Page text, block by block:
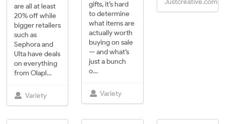
are all at least
20% off while
bigger retailers
such as
Sephora and
Ulta have deals
on everything
from Olapl…
Variety
gifts, it’s hard
to determine
what items are
actually worth
buying on sale
— and what’s
just a bunch
o…
Variety
Justcreative.com